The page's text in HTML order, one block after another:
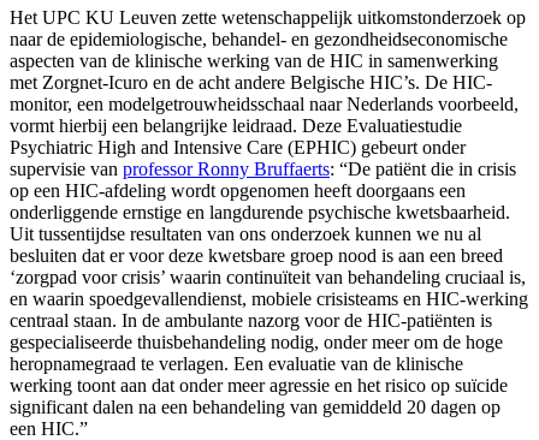
Het UPC KU Leuven zette wetenschappelijk uitkomstonderzoek op
naar de epidemiologische, behandel- en gezondheidseconomische
aspecten van de klinische werking van de HIC in samenwerking
met Zorgnet-Icuro en de acht andere Belgische HIC’s. De HIC-
monitor, een modelgetrouwheidsschaal naar Nederlands voorbeeld,
vormt hierbij een belangrijke leidraad. Deze Evaluatiestudie
Psychiatric High and Intensive Care (EPHIC) gebeurt onder
supervisie van professor Ronny Bruffaerts: “De patiënt die in crisis
op een HIC-afdeling wordt opgenomen heeft doorgaans een
onderliggende ernstige en langdurende psychische kwetsbaarheid.
Uit tussentijdse resultaten van ons onderzoek kunnen we nu al
besluiten dat er voor deze kwetsbare groep nood is aan een breed
‘zorgpad voor crisis’ waarin continuïteit van behandeling cruciaal is,
en waarin spoedgevallendienst, mobiele crisisteams en HIC-werking
centraal staan. In de ambulante nazorg voor de HIC-patiënten is
gespecialiseerde thuisbehandeling nodig, onder meer om de hoge
heropnamegraad te verlagen. Een evaluatie van de klinische
werking toont aan dat onder meer agressie en het risico op suïcide
significant dalen na een behandeling van gemiddeld 20 dagen op
een HIC.”